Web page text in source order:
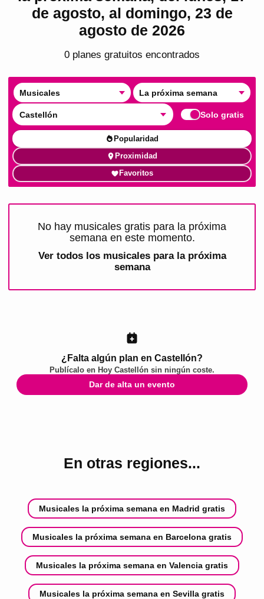
de agosto, al domingo, 23 de
agosto de 2026
0 planes gratuitos encontrados
Musicales La próxima semana
Castellón Solo gratis
Popularidad
Proximidad
Favoritos
No hay musicales gratis para la próxima
semana en este momento.
Ver todos los musicales para la próxima
semana
¿Falta algún plan en Castellón?
Publícalo en Hoy Castellón sin ningún coste.
Dar de alta un evento
En otras regiones...
Musicales la próxima semana en Madrid gratis
Musicales la próxima semana en Barcelona gratis
Musicales la próxima semana en Valencia gratis
Musicales la próxima semana en Sevilla gratis